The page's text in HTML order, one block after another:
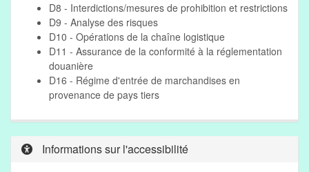
D8 - Interdictions/mesures de prohibition et restrictions
D9 - Analyse des risques
D10 - Opérations de la chaîne logistique
D11 - Assurance de la conformité à la réglementation
douanière
D16 - Régime d'entrée de marchandises en
provenance de pays tiers
Informations sur l'accessibilité